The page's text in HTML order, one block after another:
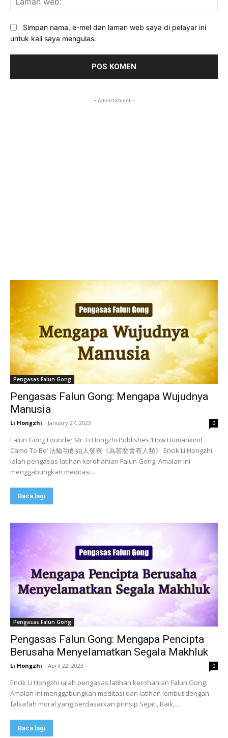
Simpan nama, e-mel dan laman web saya di pelayar ini
untuk kali saya mengulas.
- Advertisment -
Pengasas Falun Gong
Pengasas Falun Gong: Mengapa Wujudnya
Manusia
Li Hongzhi - January 27, 2023 0
Falun Gong Founder Mr. Li Hongzhi Publishes ‘How Humankind
Came To Be’ 法輪功創始人發表《為甚麼會有人類》 Encik Li Hongzhi
ialah pengasas latihan kerohanian Falun Gong. Amalan ini
menggabungkan meditasi...
Baca lagi
Pengasas Falun Gong
Pengasas Falun Gong: Mengapa Pencipta
Berusaha Menyelamatkan Segala Makhluk
Li Hongzhi - April 22, 2023 0
Encik Li Hongzhi ialah pengasas latihan kerohanian Falun Gong.
Amalan ini menggabungkan meditasi dan latihan lembut dengan
falsafah moral yang berdasarkan prinsip Sejati, Baik,...
Baca lagi